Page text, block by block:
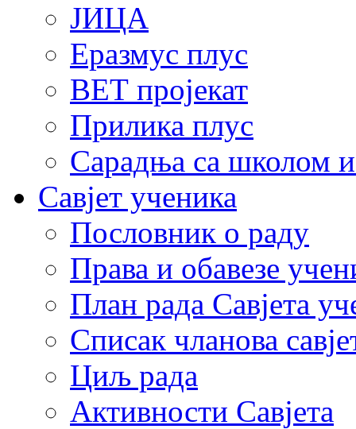
ЈИЦА
Еразмус плус
ВЕТ пројекат
Прилика плус
Сарадња са школом
Савјет ученика
Пословник о раду
Права и обавезе
План рада Савјета
Списак чланова
Циљ рада
Активности Савјета